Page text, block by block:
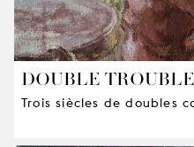
DOUBLE
Trois siècles de doubles